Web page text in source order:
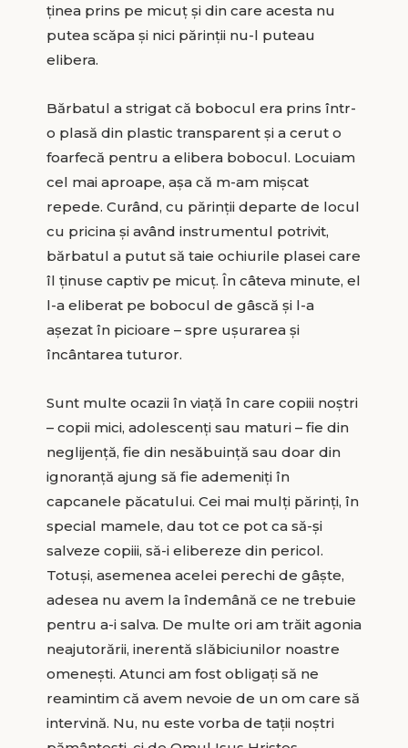
ținea prins pe micuț și din care acesta nu
putea scăpa și nici părinții nu-l puteau
elibera.
Bărbatul a strigat că bobocul era prins într-
o plasă din plastic transparent și a cerut o
foarfecă pentru a elibera bobocul. Locuiam
cel mai aproape, așa că m-am mișcat
repede. Curând, cu părinții departe de locul
cu pricina și având instrumentul potrivit,
bărbatul a putut să taie ochiurile plasei care
îl ținuse captiv pe micuț. În câteva minute, el
l-a eliberat pe bobocul de gâscă și l-a
așezat în picioare – spre ușurarea și
încântarea tuturor.
Sunt multe ocazii în viață în care copiii noștri
– copii mici, adolescenți sau maturi – fie din
neglijență, fie din nesăbuință sau doar din
ignoranță ajung să fie ademeniți în
capcanele păcatului. Cei mai mulți părinți, în
special mamele, dau tot ce pot ca să-și
salveze copiii, să-i elibereze din pericol.
Totuși, asemenea acelei perechi de gâște,
adesea nu avem la îndemână ce ne trebuie
pentru a-i salva. De multe ori am trăit agonia
neajutorării, inerentă slăbiciunilor noastre
omenești. Atunci am fost obligați să ne
reamintim că avem nevoie de un om care să
intervină. Nu, nu este vorba de tații noștri